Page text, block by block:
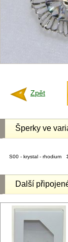
Zpět
Šperky ve
S00 - krystal - rhodium
Další